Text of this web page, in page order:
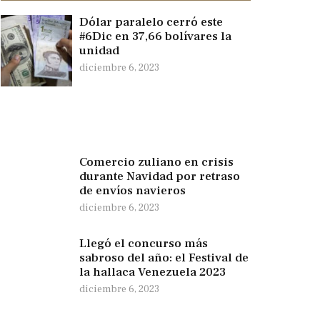
Dólar paralelo cerró este
#6Dic en 37,66 bolívares la
unidad
diciembre 6, 2023
Comercio zuliano en crisis
durante Navidad por retraso
de envíos navieros
diciembre 6, 2023
Llegó el concurso más
sabroso del año: el Festival de
la hallaca Venezuela 2023
diciembre 6, 2023